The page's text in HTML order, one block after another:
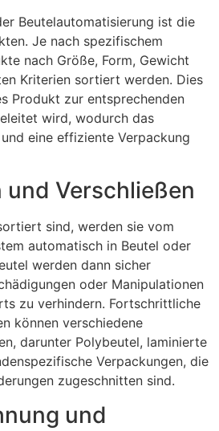
Beutelautomatisierung ist die
Je nach spezifischem
nach Größe, Form, Gewicht
Kriterien sortiert werden. Dies
Produkt zur entsprechenden
wird, wodurch das
eine effiziente Verpackung
und Verschließen
sind, werden sie vom
automatisch in Beutel oder
werden dann sicher
oder Manipulationen
zu verhindern. Fortschrittliche
können verschiedene
darunter Polybeutel, laminierte
Verpackungen, die
zugeschnitten sind.
und